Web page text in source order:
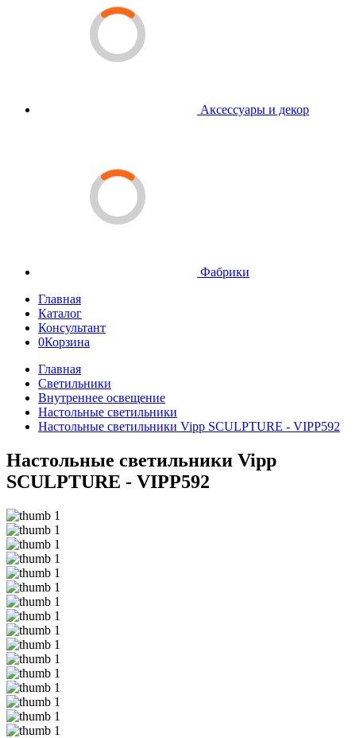
Аксессуары и декор
Фабрики
Главная
Каталог
Консультант
0Корзина
Главная
Светильники
Внутреннее освещение
Настольные светильники
Настольные светильники Vipp SCULPTURE - VIPP592
Настольные светильники Vipp
SCULPTURE - VIPP592